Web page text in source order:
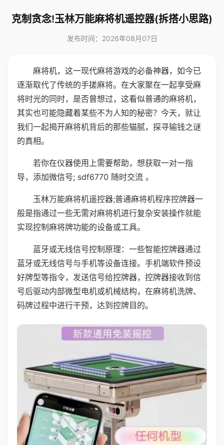
克制贪念!玉林万能麻将机遥控器(拆搭小思路)
发布时间：2026年08月07日
麻将机，这一现代麻将游戏的必备神器，如今已
逐渐取代了传统的手搓麻将。在大家聚在一起享受麻
将时光的同时，是否曾想过，这看似普通的麻将机，
其实也可能隐藏着某些不为人知的秘密？今天，就让
我们一起揭开麻将机背后的那些猫腻，探寻输钱之谜
的真相。
若你在仪器使用上需要帮助，想获取一对一指
导，添加微信号; sdf6770 随时交流 。
玉林万能麻将机遥控器;普通麻将机程序控牌器一
般是指通过一些无需对麻将机进行复杂安装操作就能
实现控制麻将牌功能的设备或工具。
蓝牙或无线信号控制原理：一些智能控牌器通过
蓝牙或无线信号与手机等设备连接。手机端软件预设
好牌型等指令，发送信号给控牌器，控牌器接收到信
号后驱动内部微型电机或机械结构，在麻将机洗牌、
码牌过程中进行干预，达到控牌目的。